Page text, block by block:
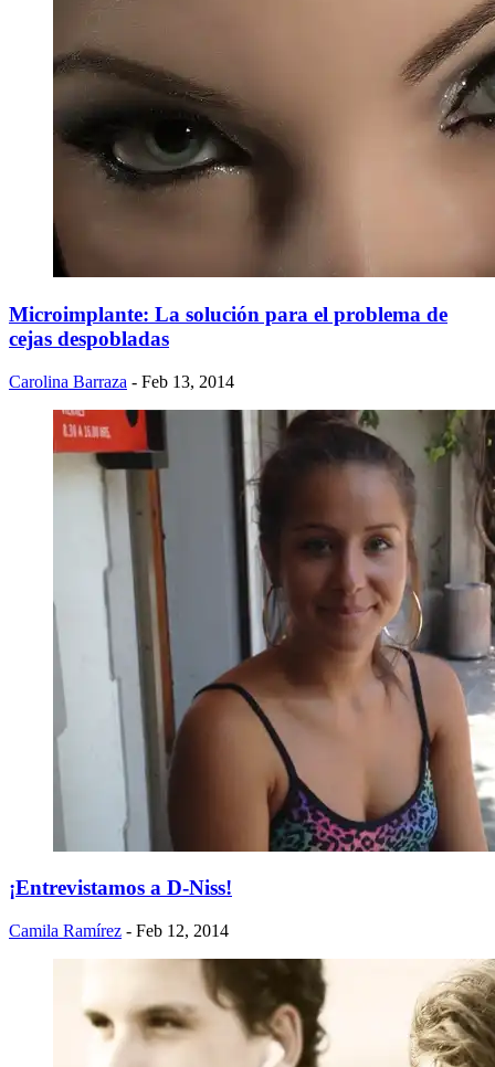
Microimplante: La solución para el problema de
cejas despobladas
Carolina Barraza - Feb 13, 2014
¡Entrevistamos a D-Niss!
Camila Ramírez - Feb 12, 2014